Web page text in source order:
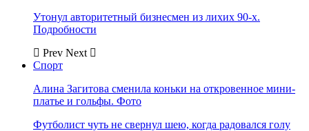
Утонул авторитетный бизнесмен из лихих 90-х.
Подробности
Prev Next
Спорт
Алина Загитова сменила коньки на откровенное мини-
платье и гольфы. Фото
Футболист чуть не свернул шею, когда радовался голу